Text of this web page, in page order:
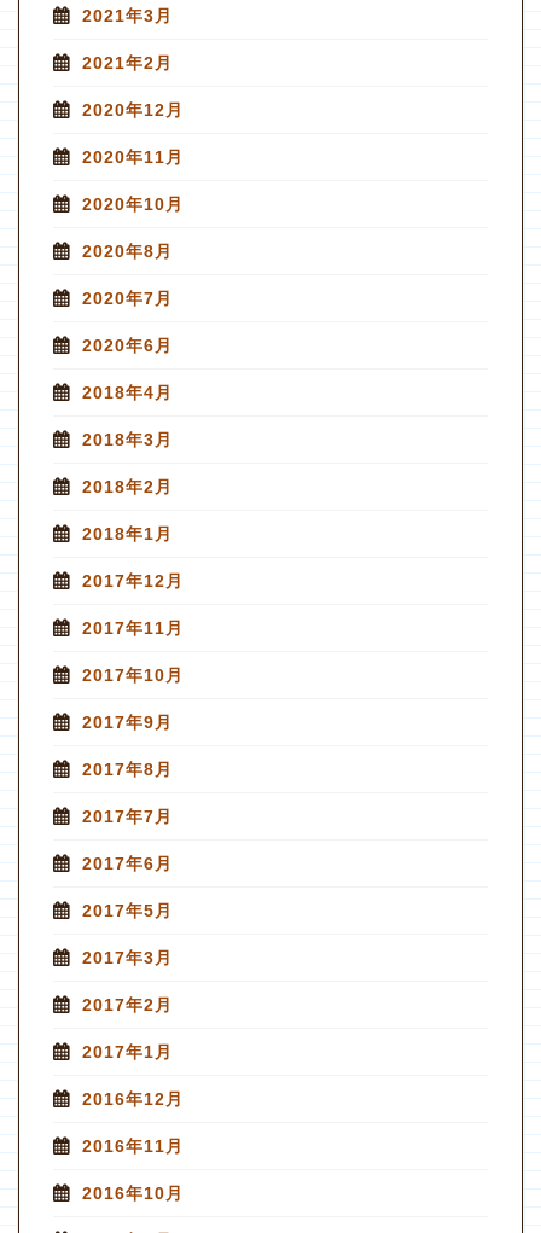
2021年3月
2021年2月
2020年12月
2020年11月
2020年10月
2020年8月
2020年7月
2020年6月
2018年4月
2018年3月
2018年2月
2018年1月
2017年12月
2017年11月
2017年10月
2017年9月
2017年8月
2017年7月
2017年6月
2017年5月
2017年3月
2017年2月
2017年1月
2016年12月
2016年11月
2016年10月